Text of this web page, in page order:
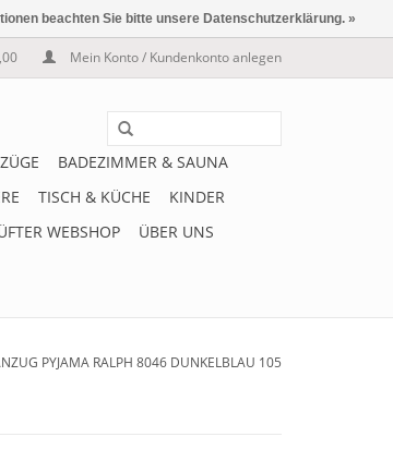
Mein Konto / Kundenkonto anlegen
BADEZIMMER & SAUNA
TISCH & KÜCHE
KINDER
WEBSHOP
ÜBER UNS
PYJAMA RALPH 8046 DUNKELBLAU 105
beachten Sie bitte unsere Datenschutzerklärung. »